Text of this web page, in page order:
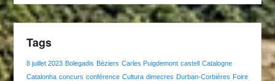
Tags
8 juillet 2023 Bolegadis Béziers Carles Puigdemont castell Catalogne
Catalonha concurs conférence Cultura dimecres Durban-Corbières Foire